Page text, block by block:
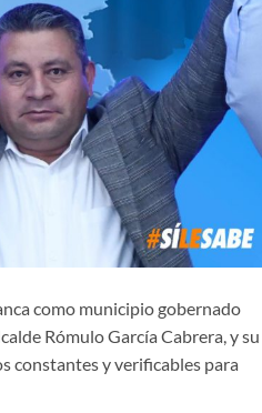
como municipio gobernado
Rómulo García Cabrera, y su
constantes y verificables para